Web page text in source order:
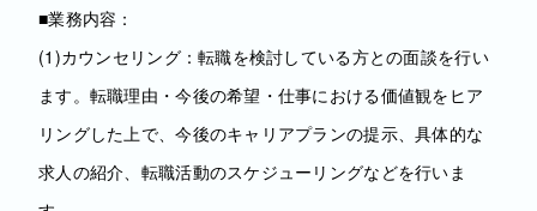
■業務内容：
(1)カウンセリング：転職を検討している方との面談を行い
ます。転職理由・今後の希望・仕事における価値観をヒア
リングした上で、今後のキャリアプランの提示、具体的な
求人の紹介、転職活動のスケジューリングなどを行いま